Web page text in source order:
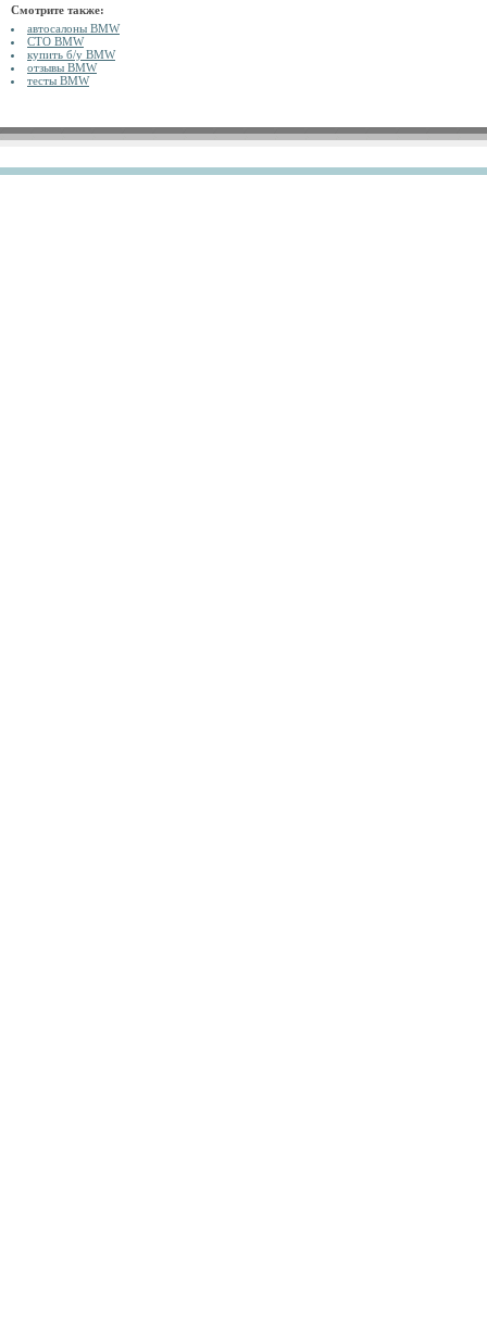
Смотрите также:
автосалоны BMW
СТО BMW
купить б/у BMW
отзывы BMW
тесты BMW